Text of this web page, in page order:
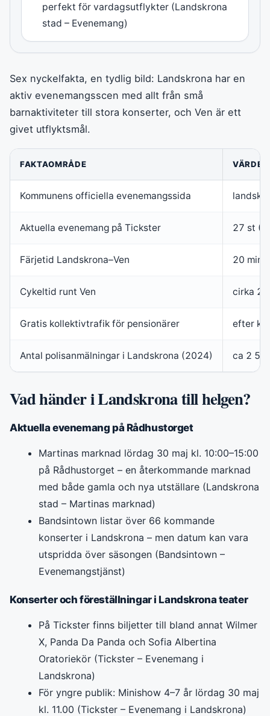
perfekt för vardagsutflykter (Landskrona
stad – Evenemang)
Sex nyckelfakta, en tydlig bild: Landskrona har en
aktiv evenemangsscen med allt från små
barnaktiviteter till stora konserter, och Ven är ett
givet utflyktsmål.
FAKTAOMRÅDE VÄRDE
Kommunens officiella evenemangssida
Aktuella evenemang på Tickster 27 st
Färjetid Landskrona–Ven 20
Cykeltid runt Ven cirka
Gratis kollektivtrafik för pensionärer efter kl
Antal polisanmälningar i Landskrona (2024) ca 2
Vad händer i Landskrona till helgen?
Aktuella evenemang på Rådhustorget
Martinas marknad lördag 30 maj kl. 10:00–15:00
på Rådhustorget – en återkommande marknad
med både gamla och nya utställare (Landskrona
stad – Martinas marknad)
Bandsintown listar över 66 kommande
konserter i Landskrona – men datum kan vara
utspridda över säsongen (Bandsintown –
Evenemangstjänst)
Konserter och föreställningar i Landskrona teater
På Tickster finns biljetter till bland annat Wilmer
X, Panda Da Panda och Sofia Albertina
Oratoriekör (Tickster – Evenemang i
Landskrona)
För yngre publik: Minishow 4–7 år lördag 30 maj
kl. 11.00 (Tickster – Evenemang i Landskrona)